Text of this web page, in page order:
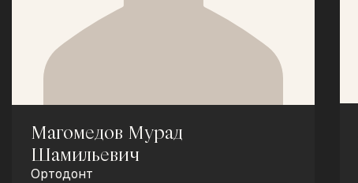
Магомедов Мурад
Шамильевич
Ортодонт